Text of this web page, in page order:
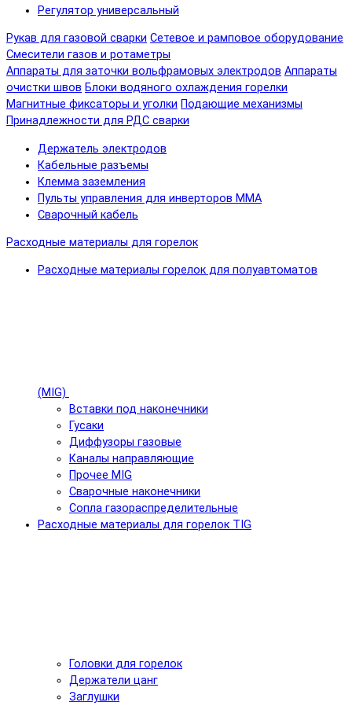
Регулятор универсальный
Рукав для газовой сварки Сетевое и рамповое оборудование
Смесители газов и ротаметры
Аппараты для заточки вольфрамовых электродов Аппараты
очистки швов Блоки водяного охлаждения горелки
Магнитные фиксаторы и уголки Подающие механизмы
Принадлежности для РДС сварки
Держатель электродов
Кабельные разъемы
Клемма заземления
Пульты управления для инверторов MMA
Сварочный кабель
Расходные материалы для горелок
Расходные материалы горелок для полуавтоматов
(MIG)
Вставки под наконечники
Гусаки
Диффузоры газовые
Каналы направляющие
Прочее MIG
Сварочные наконечники
Сопла газораспределительные
Расходные материалы для горелок TIG
Головки для горелок
Держатели цанг
Заглушки